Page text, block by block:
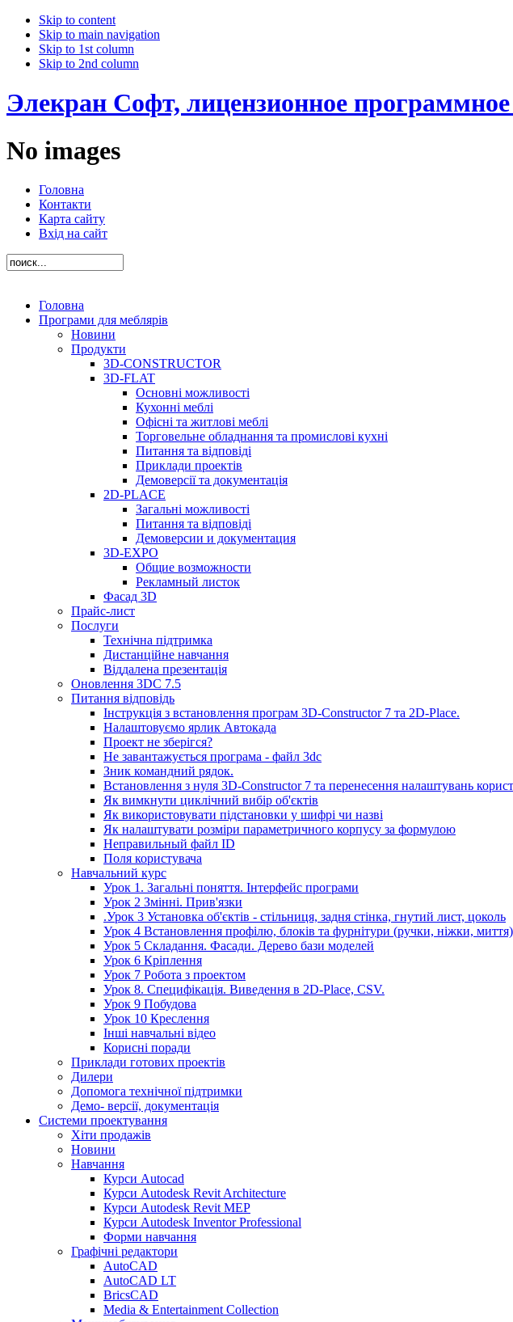
Skip to content
Skip to main navigation
Skip to 1st column
Skip to 2nd column
Элекран Софт, лицензионное программное
No images
Головна
Контакти
Карта сайту
Вхід на сайт
Головна
Програми для меблярів
Новини
Продукти
3D-CONSTRUCTOR
3D-FLAT
Основні можливості
Кухонні меблі
Офісні та житлові меблі
Торговельне обладнання та промислові кухні
Питання та відповіді
Приклади проектів
Демоверсії та документація
2D-PLACE
Загальні можливості
Питання та відповіді
Демоверсии и документация
3D-EXPO
Общие возможности
Рекламный листок
Фасад 3D
Прайс-лист
Послуги
Технічна підтримка
Дистанційне навчання
Віддалена презентація
Оновлення 3DC 7.5
Питання відповідь
Інструкція з встановлення програм 3D-Constructor 7 та 2D-Place.
Налаштовуємо ярлик Автокада
Проект не зберігся?
Не завантажується програма - файл 3dc
Зник командний рядок.
Встановлення з нуля 3D-Constructor 7 та перенесення налаштувань
Як вимкнути циклічний вибір об'єктів
Як використовувати підстановки у шифрі чи назві
Як налаштувати розміри параметричного корпусу за формулою
Неправильный файл ID
Поля користувача
Навчальний курс
Урок 1. Загальні поняття. Інтерфейс програми
Урок 2 Змінні. Прив'язки
.Урок 3 Установка об'єктів - стільниця, задня стінка, гнутий лист, цоколь
Урок 4 Встановлення профілю, блоків та фурнітури (ручки, ніжки, миття).
Урок 5 Складання. Фасади. Дерево бази моделей
Урок 6 Кріплення
Урок 7 Робота з проектом
Урок 8. Специфікація. Виведення в 2D-Place, CSV.
Урок 9 Побудова
Урок 10 Креслення
Інші навчальні відео
Корисні поради
Приклади готових проектів
Дилери
Допомога технічної підтримки
Демо- версії, документація
Системи проектування
Хіти продажів
Новини
Навчання
Курси Autocad
Курси Autodesk Revit Architecture
Курси Autodesk Revit MEP
Курси Autodesk Inventor Professional
Форми навчання
Графічні редактори
AutoCAD
AutoCAD LT
BricsCAD
Media & Entertainment Collection